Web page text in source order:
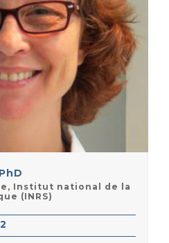
Institut national de la
(INRS)